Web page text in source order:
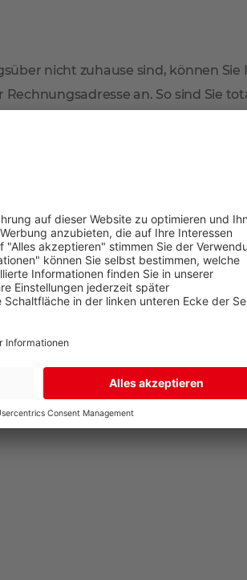
nicht zuhause sind, können
an. So sind Sie
Ihr Produkt zur erneuten
Artikelseite unter dem